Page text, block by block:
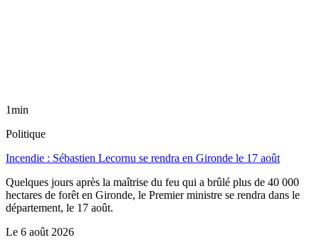
1min
Politique
Incendie : Sébastien Lecornu se rendra en Gironde le 17 août
Quelques jours après la maîtrise du feu qui a brûlé plus de 40 000
hectares de forêt en Gironde, le Premier ministre se rendra dans le
département, le 17 août.
Le 6 août 2026